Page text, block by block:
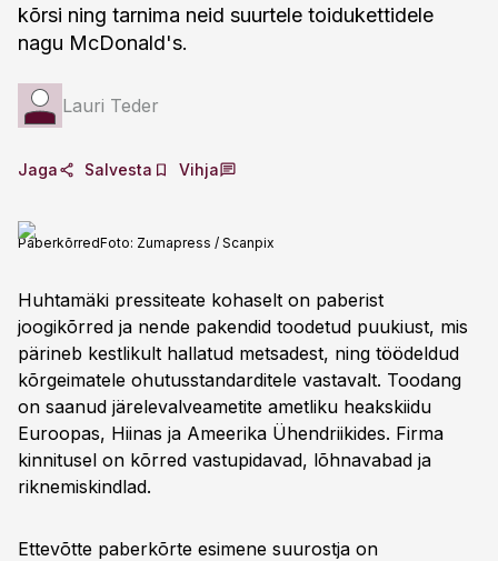
kõrsi ning tarnima neid suurtele toidukettidele
nagu McDonald's.
Lauri Teder
Jaga Salvesta Vihja
PaberkõrredFoto: Zumapress / Scanpix
Huhtamäki pressiteate kohaselt on paberist
joogikõrred ja nende pakendid toodetud puukiust, mis
pärineb kestlikult hallatud metsadest, ning töödeldud
kõrgeimatele ohutusstandarditele vastavalt. Toodang
on saanud järelevalveametite ametliku heakskiidu
Euroopas, Hiinas ja Ameerika Ühendriikides. Firma
kinnitusel on kõrred vastupidavad, lõhnavabad ja
riknemiskindlad.
Ettevõtte paberkõrte esimene suurostja on